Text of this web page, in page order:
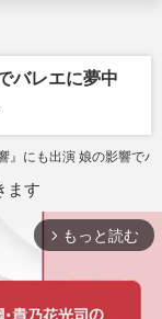
バレエに夢中
』にも出演 娘の影響でバ
ます
arrow_forward_ios もっと読む